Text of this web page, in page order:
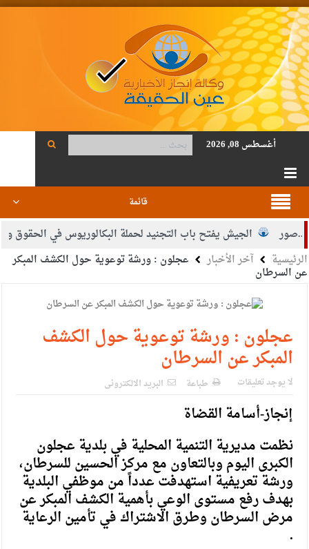
أغسطس 08, 2026
قائمة
الجيش يفتح باب التجنيد لحملة البكالوريوس في الحقوق والقانون
محمود أحمد فريحات.. مبارك ومزيدا من التوفيقالرئيسية آخر الأخبار عجلون : ورشة توعوية حول الكشف المبكر
عن السرطان
عجلون : ورشة توعوية حول الكشف
المبكر عن السرطان
لا يوجد تعليقات طباعة البريد الالكترونى
إنجاز-أسامة القضاة
نظمت مديرية التنمية المحلية في بلدية عجلون
الكبرى اليوم وبالتعاون مع مركز الحسين للسرطان،
ورشة تعريفية استهدفت عدداً من موظفي البلدية
بهدف رفع مستوى الوعي بأهمية الكشف المبكر عن
مرض السرطان وطرق الاشتراك في تأمين الرعاية
.